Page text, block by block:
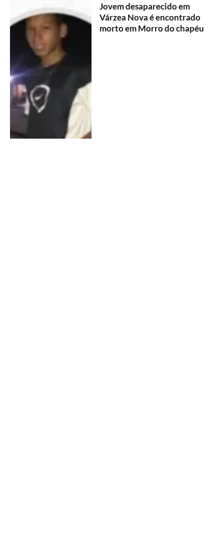
Jovem desaparecido em
Várzea Nova é encontrado
morto em Morro do chapéu